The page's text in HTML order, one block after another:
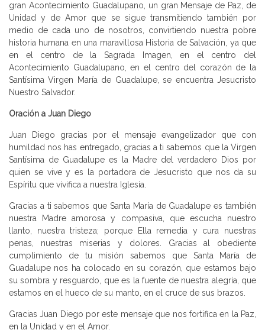
gran Acontecimiento Guadalupano, un gran Mensaje de Paz, de
Unidad y de Amor que se sigue transmitiendo también por
medio de cada uno de nosotros, convirtiendo nuestra pobre
historia humana en una maravillosa Historia de Salvación, ya que
en el centro de la Sagrada Imagen, en el centro del
Acontecimiento Guadalupano, en el centro del corazón de la
Santísima Virgen María de Guadalupe, se encuentra Jesucristo
Nuestro Salvador.
Oración a Juan Diego
Juan Diego gracias por el mensaje evangelizador que con
humildad nos has entregado, gracias a ti sabemos que la Virgen
Santísima de Guadalupe es la Madre del verdadero Dios por
quien se vive y es la portadora de Jesucristo que nos da su
Espíritu que vivifica a nuestra Iglesia.
Gracias a ti sabemos que Santa María de Guadalupe es también
nuestra Madre amorosa y compasiva, que escucha nuestro
llanto, nuestra tristeza; porque Ella remedia y cura nuestras
penas, nuestras miserias y dolores. Gracias al obediente
cumplimiento de tu misión sabemos que Santa María de
Guadalupe nos ha colocado en su corazón, que estamos bajo
su sombra y resguardo, que es la fuente de nuestra alegría, que
estamos en el hueco de su manto, en el cruce de sus brazos.
Gracias Juan Diego por este mensaje que nos fortifica en la Paz,
en la Unidad y en el Amor.